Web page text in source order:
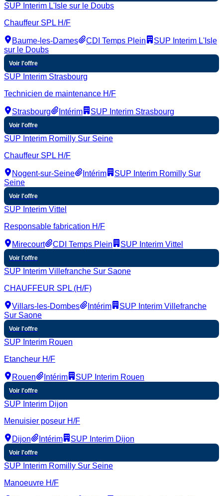
SUP Interim L'Isle sur le Doubs
Chauffeur SPL H/F
Baume-les-Dames CDI Temps Plein
SUP Interim L'Isle
sur le Doubs
Voir l'offre
SUP Interim Strasbourg
Technicien de maintenance H/F
Strasbourg Intérim SUP Interim Strasbourg
Voir l'offre
SUP Interim Romilly Sur Seine
Chauffeur SPL H/F
Nogent-sur-Seine Intérim
SUP Interim Romilly Sur
Seine
Voir l'offre
SUP Interim Vittel
Responsable fabrication H/F
Mirecourt CDI Temps Plein SUP Interim Vittel
Voir l'offre
SUP Interim Villefranche Sur Saone
CHAUFFEUR SPL (H/F)
Villars-les-Dombes Intérim
SUP Interim Villefranche
Sur Saone
Voir l'offre
SUP Interim Rouen
Etancheur H/F
Rouen Intérim SUP Interim Rouen
Voir l'offre
SUP Interim Dijon
Menuisier poseur H/F
Dijon Intérim SUP Interim Dijon
Voir l'offre
SUP Interim Romilly Sur Seine
Manoeuvre H/F